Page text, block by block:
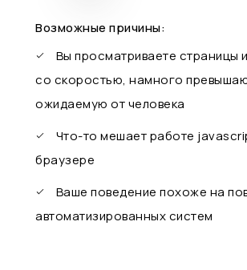
Возможные причины:
Вы просматриваете страницы
со скоростью, намного
ожидаемую от человека
Что-то мешает работе
браузере
Ваше поведение похоже на
автоматизированных систем